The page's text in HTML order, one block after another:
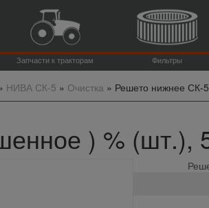
Запчасти к тракторам Фильтры
НИВА СК-5 » Очистка» Решето нижнее СК-
) % (шт.),